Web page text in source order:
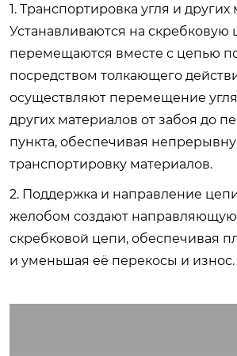
1. Транспортировка угля и других
Устанавливаются на скребковую
перемещаются вместе с цепью
посредством толкающего
осуществляют перемещение
других материалов от забоя до
пункта, обеспечивая
транспортировку материалов.
2. Поддержка и направление
желобом создают
скребковой цепи, обеспечивая
и уменьшая её перекосы и износ.